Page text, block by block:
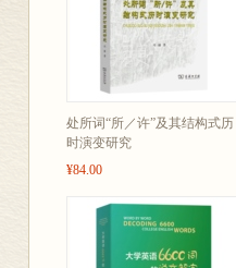
处所词“所／许”及其结构式历
时演变研究
¥84.00